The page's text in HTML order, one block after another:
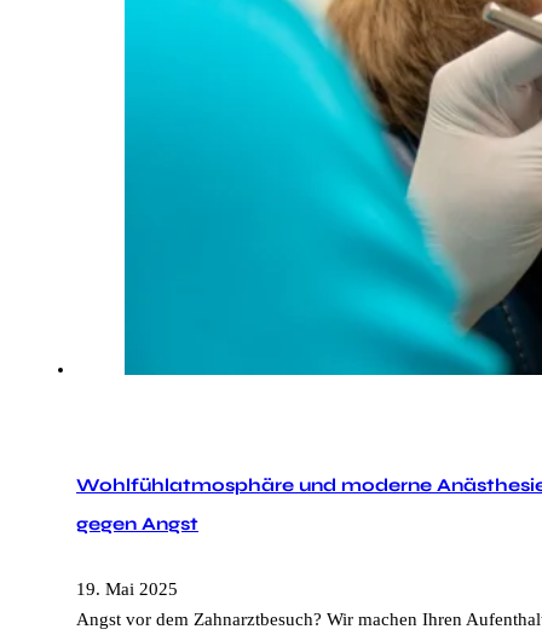
Wohlfühlatmosphäre und moderne
gegen Angst
19. Mai 2025
Angst vor dem Zahnarztbesuch? Wir machen Ihren